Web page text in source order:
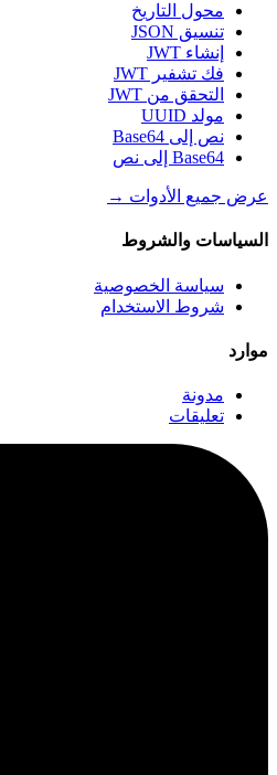
محول التاريخ
تنسيق JSON
إنشاء JWT
فك تشفير JWT
التحقق من JWT
مولد UUID
نص إلى Base64
Base64 إلى نص
عرض جميع الأدوات →
السياسات والشروط
سياسة الخصوصية
شروط الاستخدام
موارد
مدونة
تعليقات